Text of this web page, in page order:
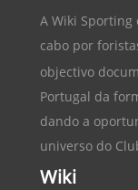
A Wiki
cabo por
objectivo
Portugal da
dando a
universo do
Wiki